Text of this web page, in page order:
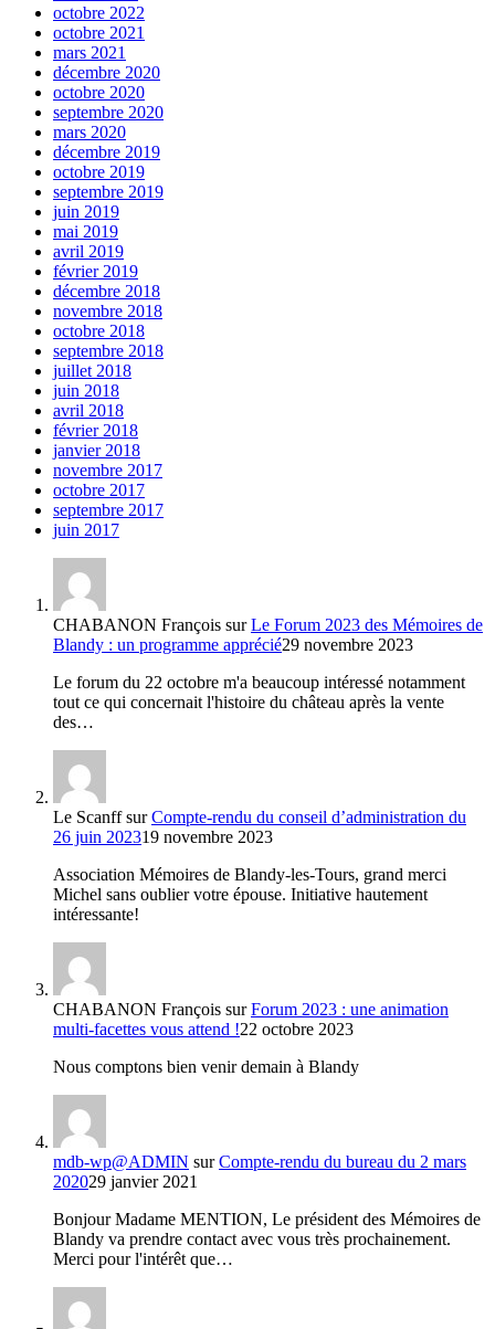
octobre 2022
octobre 2021
mars 2021
décembre 2020
octobre 2020
septembre 2020
mars 2020
décembre 2019
octobre 2019
septembre 2019
juin 2019
mai 2019
avril 2019
février 2019
décembre 2018
novembre 2018
octobre 2018
septembre 2018
juillet 2018
juin 2018
avril 2018
février 2018
janvier 2018
novembre 2017
octobre 2017
septembre 2017
juin 2017
CHABANON François surLe Forum 2023 des Mémoires de
Blandy : un programme apprécié29 novembre 2023
Le forum du 22 octobre m'a beaucoup intéressé notamment
tout ce qui concernait l'histoire du château après la vente
des…
Le ScanffsurCompte-rendu du conseil d’administration du
26 juin 202319 novembre 2023
Association Mémoires de Blandy-les-Tours, grand merci
Michel sans oublier votre épouse. Initiative hautement
intéressante!
CHABANON François surForum 2023 : une animation
multi-facettes vous attend !22 octobre 2023
Nous comptons bien venir demain à Blandy
mdb-wp@ADMIN surCompte-rendu du bureau du 2 mars
202029 janvier 2021
Bonjour Madame MENTION, Le président des Mémoires de
Blandy va prendre contact avec vous très prochainement.
Merci pour l'intérêt que…